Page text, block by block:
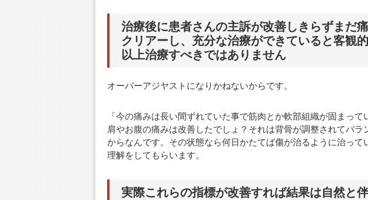
治療後に患者さんの主訴が改善しきらずまだ
クリアーし、充分な治療ができていると客観
以上治療すべきではありません
オーバーアジヤストになりかねないからです。
「今の痛みは長い間ずれていた事で筋肉とか軟部組織が固まって
肩やお腹の痛みは改善したでしょ？それは背骨が調整されてバラ
からなんです。その状態なら何日かたてば傷が治るように治って
理解をしてもらいます。
実際これらの指標が改善すれば結果は自然と